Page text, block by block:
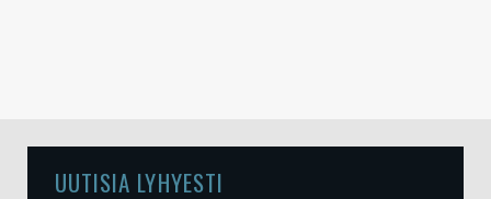
UUTISIA LYHYESTI